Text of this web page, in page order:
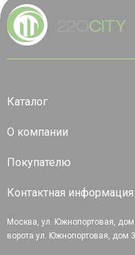
Каталог
О компании
Покупателю
Контактная информация
Москва, ул. Южнопортовая, дом
ворота ул. Южнопортовая, дом